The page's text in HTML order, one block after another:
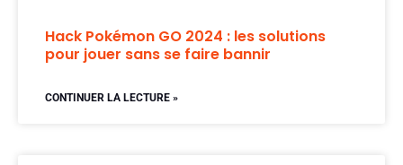
Hack Pokémon GO 2024 : les solutions
pour jouer sans se faire bannir
CONTINUER LA LECTURE »